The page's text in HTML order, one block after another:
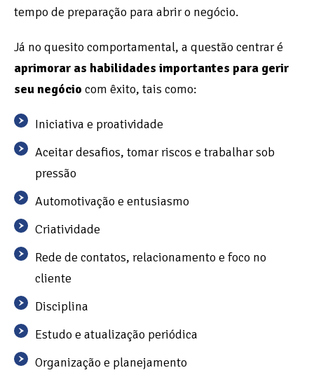
tempo de preparação para abrir o negócio.
Já no quesito comportamental, a questão centrar é
aprimorar as habilidades importantes para gerir
seu negócio com êxito, tais como:
Iniciativa e proatividade
Aceitar desafios, tomar riscos e trabalhar sob
pressão
Automotivação e entusiasmo
Criatividade
Rede de contatos, relacionamento e foco no
cliente
Disciplina
Estudo e atualização periódica
Organização e planejamento